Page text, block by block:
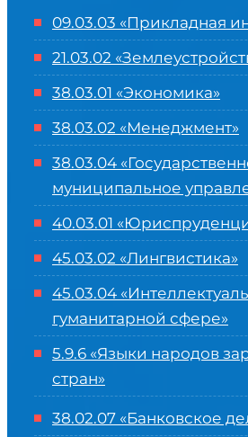
09.03.03 «Прикладная
21.03.02
38.03.01 «Экономика»
38.03.02 «Менеджмент»
38.03.04
муниципальное
40.03.01
45.03.02 «Лингвистика»
45.03.04 «
гуманитарной сфере»
5.9.6 «Языки народов
стран»
38.02.07 «Банковское